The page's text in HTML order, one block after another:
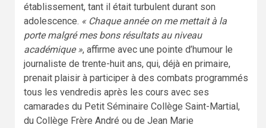
établissement, tant il était turbulent durant son
adolescence. « Chaque année on me mettait à la
porte malgré mes bons résultats au niveau
académique », affirme avec une pointe d’humour le
journaliste de trente-huit ans, qui, déjà en primaire,
prenait plaisir à participer à des combats programmés
tous les vendredis après les cours avec ses
camarades du Petit Séminaire Collège Saint-Martial,
du Collège Frère André ou de Jean Marie